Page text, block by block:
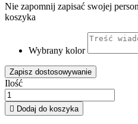
Nie zapomnij zapisać swojej
koszyka
Wybrany kolor
Zapisz dostosowywanie
Ilość
 Dodaj do koszyka